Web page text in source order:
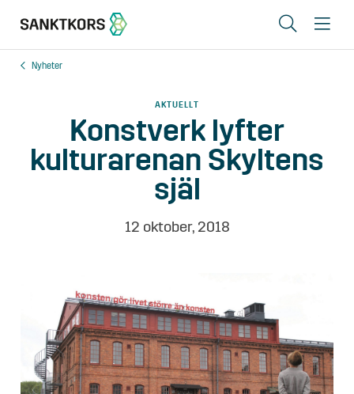
Sök
Områden
Erbjudande
In English
Nyheter
AKTUELLT
Konstverk lyfter
kulturarenan Skyltens
själ
12 oktober, 2018